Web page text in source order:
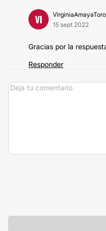
VI
VirginiaAmayaToro
15 sept 2022
Gracias por la
Responder